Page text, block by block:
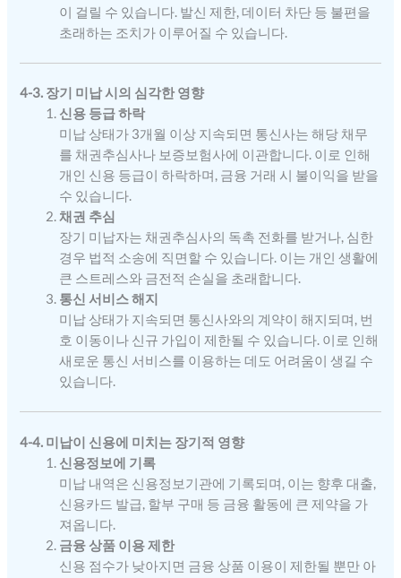
이 걸릴 수 있습니다. 발신 제한, 데이터 차단 등 불편을
초래하는 조치가 이루어질 수 있습니다.
4-3. 장기 미납 시의 심각한 영향
신용 등급 하락
미납 상태가 3개월 이상 지속되면 통신사는 해당 채무
를 채권추심사나 보증보험사에 이관합니다. 이로 인해
개인 신용 등급이 하락하며, 금융 거래 시 불이익을 받을
수 있습니다.
채권 추심
장기 미납자는 채권추심사의 독촉 전화를 받거나, 심한
경우 법적 소송에 직면할 수 있습니다. 이는 개인 생활에
큰 스트레스와 금전적 손실을 초래합니다.
통신 서비스 해지
미납 상태가 지속되면 통신사와의 계약이 해지되며, 번
호 이동이나 신규 가입이 제한될 수 있습니다. 이로 인해
새로운 통신 서비스를 이용하는 데도 어려움이 생길 수
있습니다.
4-4. 미납이 신용에 미치는 장기적 영향
신용정보에 기록
미납 내역은 신용정보기관에 기록되며, 이는 향후 대출,
신용카드 발급, 할부 구매 등 금융 활동에 큰 제약을 가
져옵니다.
금융 상품 이용 제한
신용 점수가 낮아지면 금융 상품 이용이 제한될 뿐만 아